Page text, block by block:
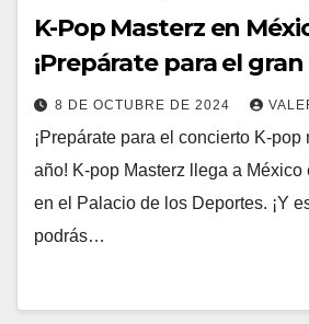
K-Pop Masterz en
¡Prepárate para el
8 DE OCTUBRE DE 2024
¡Prepárate para el concierto K-pop
año! K-pop Masterz llega a
en el Palacio de los Deportes. ¡Y
podrás…